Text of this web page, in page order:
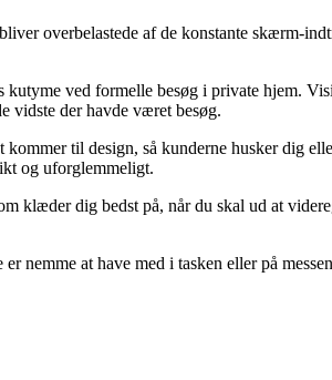
overbelastede af de konstante skærm-
ved formelle besøg i private hjem.
vidste der havde været besøg.
til design, så kunderne husker dig
og uforglemmeligt.
klæder dig bedst på, når du skal ud at
at have med i tasken eller på